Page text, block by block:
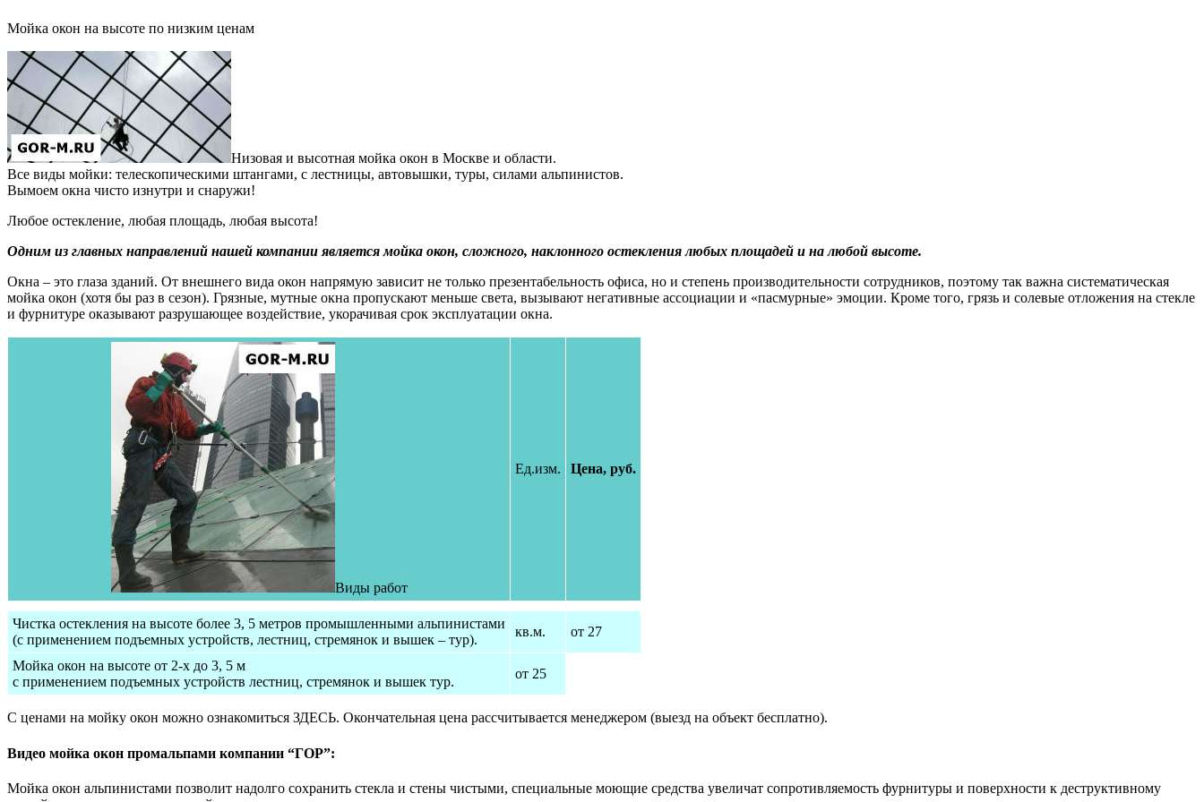
Мойка окон на высоте по низким ценам
Низовая и высотная мойка окон в Москве и области.
Все виды мойки: телескопическими штангами, с лестницы, автовышки, туры, силами альпинистов.
Вымоем окна чисто изнутри и снаружи!
Любое остекление, любая площадь, любая высота!
Одним из главных направлений нашей компании является мойка окон, сложного, наклонного остекления любых площадей и на любой высоте.
Окна – это глаза зданий. От внешнего вида окон напрямую зависит не только презентабельность офиса, но и степень производительности сотрудников, поэтому так важна систематическая
мойка окон (хотя бы раз в сезон). Грязные, мутные окна пропускают меньше света, вызывают негативные ассоциации и «пасмурные» эмоции. Кроме того, грязь и солевые отложения на стекле
и фурнитуре оказывают разрушающее воздействие, укорачивая срок эксплуатации окна.
Виды работ
Ед.изм. Цена, руб.
Чистка остекления на высоте более 3, 5 метров промышленными альпинистами
(с применением подъемных устройств, лестниц, стремянок и вышек – тур).
кв.м. от 27
Мойка окон на высоте от 2-х до 3, 5 м
с применением подъемных устройств лестниц, стремянок и вышек тур.
от 25
С ценами на мойку окон можно ознакомиться ЗДЕСЬ. Окончательная цена рассчитывается менеджером (выезд на объект бесплатно).
Видео мойка окон промальпами компании “ГОР”:
Мойка окон альпинистами позволит надолго сохранить стекла и стены чистыми, специальные моющие средства увеличат сопротивляемость фурнитуры и поверхности к деструктивному